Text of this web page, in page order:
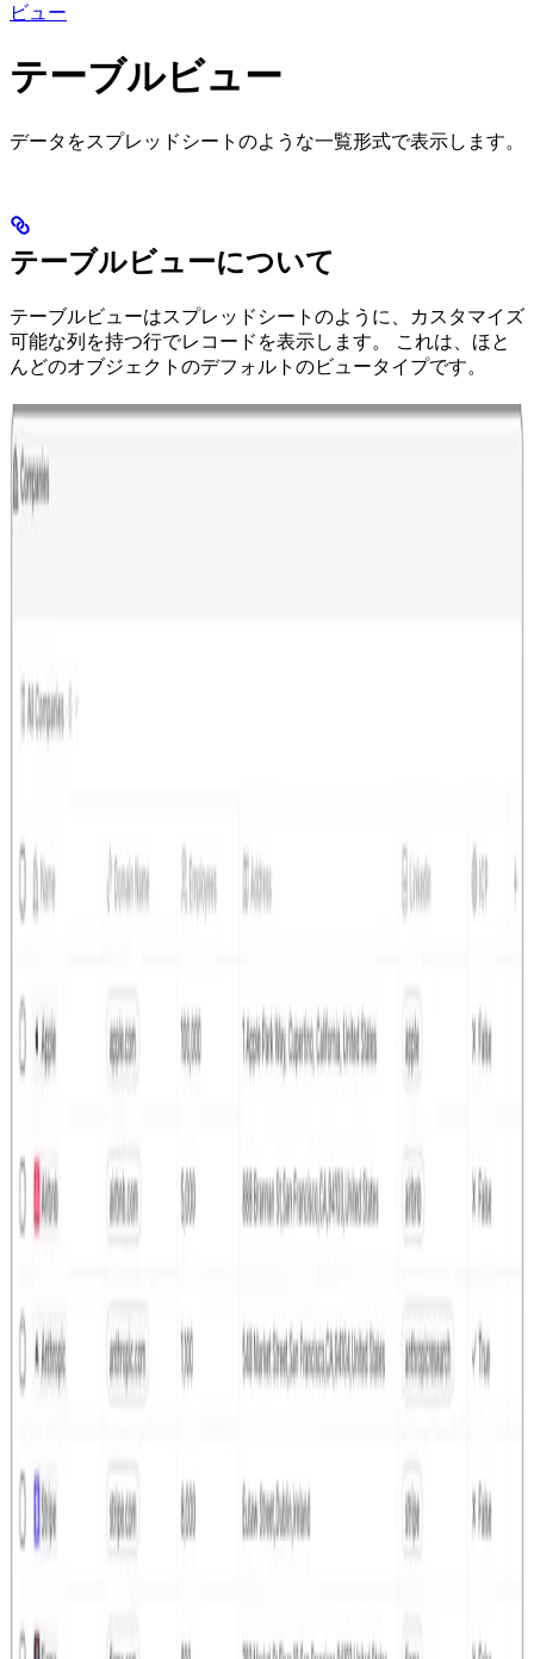
ビュー
テーブルビュー
データをスプレッドシートのような一覧形式で表示します。
テーブルビューについて
テーブルビューはスプレッドシートのように、カスタマイズ
可能な列を持つ行でレコードを表示します。 これは、ほと
んどのオブジェクトのデフォルトのビュータイプです。